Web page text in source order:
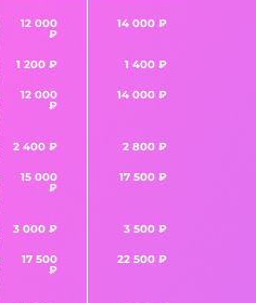
12 000
₽
14 000 ₽
1 200 ₽ 1 400 ₽
12 000
₽
14 000 ₽
2 400 ₽ 2 800 ₽
15 000
₽
17 500 ₽
3 000 ₽ 3 500 ₽
17 500
₽
22 500 ₽